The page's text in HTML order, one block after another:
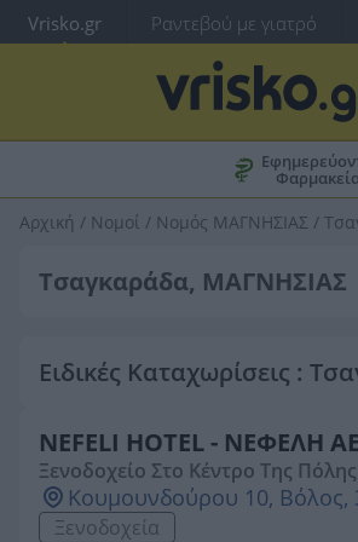
Vrisko.gr Ραντεβού με γιατρό
Αρχική / Νομοί / Νομός ΜΑΓΝΗΣΙΑΣ /
Τσαγκαράδα, ΜΑΓΝΗΣΙΑΣ
Ειδικές Καταχωρίσεις :
NEFELI HOTEL - ΝΕΦΕΛΗ ΑΕ
Ξενοδοχείο Στο Κέντρο Της
Κουμουνδούρου 10, Βόλος,
Ξενοδοχεία